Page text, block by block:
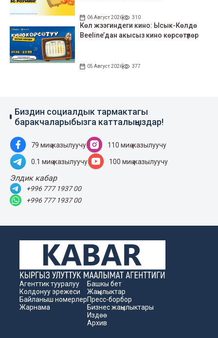
06 Август 2026 310
Көл жээгиндеги кино: Ысык-Көлдө
Beeline’дан акысыз кино көрсөтүлөр
05 Август 2026 377
Биздин социалдык тармактагы
баракчаларыбызга катталыңыздар!
79 миң жазылуучу 110 миң жазылуучу
0.1 миң жазылуучу 100 миң жазылуучу
Элдик кабар
+996 777 1937 00
+996 777 1937 00
Агенттик тууралуу
Колдонуу эрежеси
Байланыш номерлер
Жарнама
Башкы бет
Жаңылыктар
Пресс-борбор
Бизнес жаңылыктары
Издөө
Архив